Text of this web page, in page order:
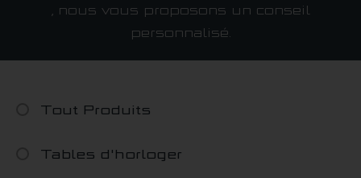
Actualités
Trouver un revendeur
, nous vous proposons un conseil
personnalisé.
Tout Produits
Tables d'horloger